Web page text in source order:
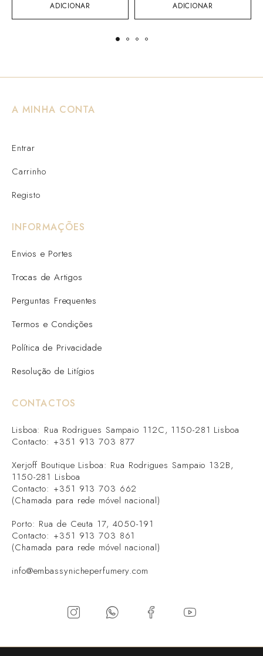
ADICIONAR ADICIONAR
A MINHA CONTA
Entrar
Carrinho
Registo
INFORMAÇÕES
Envios e Portes
Trocas de Artigos
Perguntas Frequentes
Termos e Condições
Política de Privacidade
Resolução de Litígios
CONTACTOS
Lisboa: Rua Rodrigues Sampaio 112C, 1150-281 Lisboa
Contacto: +351 913 703 877
Xerjoff Boutique Lisboa: Rua Rodrigues Sampaio 132B,
1150-281 Lisboa
Contacto: +351 913 703 662
(Chamada para rede móvel nacional)
Porto: Rua de Ceuta 17, 4050-191
Contacto: +351 913 703 861
(Chamada para rede móvel nacional)
info@embassynicheperfumery.com